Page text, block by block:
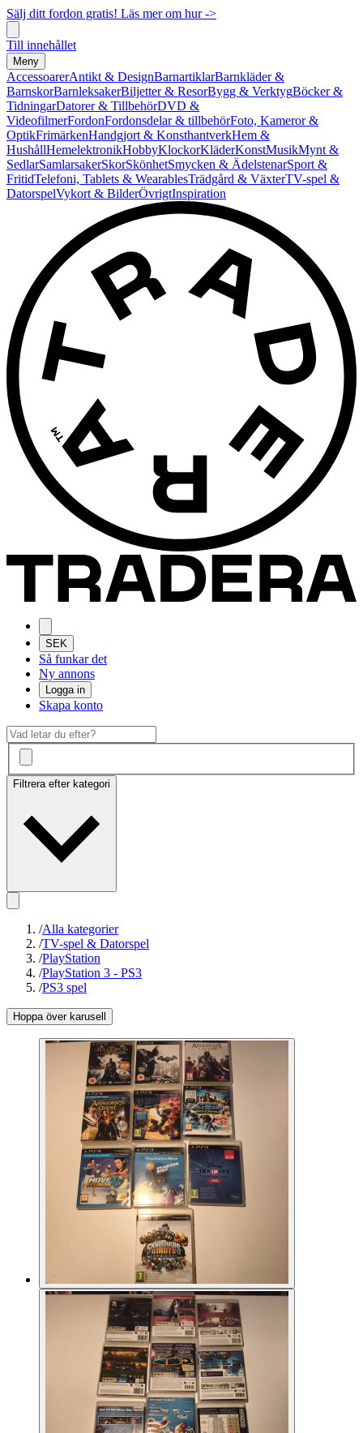
Sälj ditt fordon gratis! Läs mer om hur ->
Till innehållet
Meny
AccessoarerAntikt & DesignBarnartiklarBarnkläder &
BarnskorBarnleksakerBiljetter & ResorBygg & VerktygBöcker &
TidningarDatorer & TillbehörDVD &
VideofilmerFordonFordonsdelar & tillbehörFoto, Kameror &
OptikFrimärkenHandgjort & KonsthantverkHem &
HushållHemelektronikHobbyKlockorKläderKonstMusikMynt &
SedlarSamlarsakerSkorSkönhetSmycken & ÄdelstenarSport &
FritidTelefoni, Tablets & WearablesTrädgård & VäxterTV-spel &
DatorspelVykort & BilderÖvrigtInspiration
SEK
Så funkar det
Ny annons
Logga in
Skapa konto
Filtrera efter kategori
/Alla kategorier
/TV-spel & Datorspel
/PlayStation
/PlayStation 3 - PS3
/PS3 spel
Hoppa över karusell